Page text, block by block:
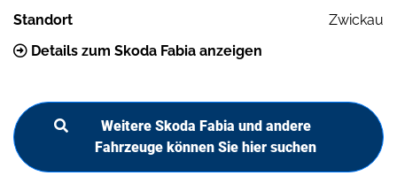
Standort
Zwickau
Details zum Skoda Fabia anzeigen
Weitere Skoda Fabia und andere
Fahrzeuge können Sie hier suchen